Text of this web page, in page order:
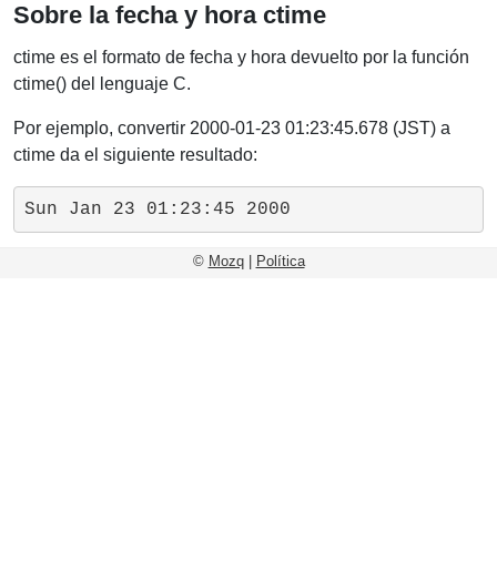
Sobre la fecha y hora ctime
ctime es el formato de fecha y hora devuelto por la función
ctime() del lenguaje C.
Por ejemplo, convertir 2000-01-23 01:23:45.678 (JST) a
ctime da el siguiente resultado:
Sun Jan 23 01:23:45 2000
© Mozq| Política